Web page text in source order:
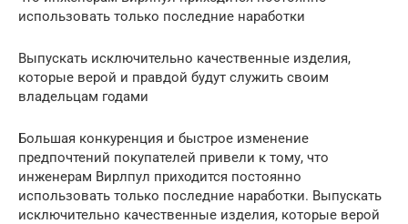
использовать только последние наработки
Выпускать исключительно качественные изделия,
которые верой и правдой будут служить своим
владельцам годами
Большая конкуренция и быстрое изменение
предпочтений покупателей привели к тому, что
инженерам Вирлпул приходится постоянно
использовать только последние наработки. Выпускать
исключительно качественные изделия, которые верой